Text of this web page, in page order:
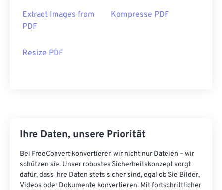
Extract Images from
PDF
Kompresse PDF
Resize PDF
Ihre Daten, unsere Priorität
Bei FreeConvert konvertieren wir nicht nur Dateien – wir
schützen sie. Unser robustes Sicherheitskonzept sorgt
dafür, dass Ihre Daten stets sicher sind, egal ob Sie Bilder,
Videos oder Dokumente konvertieren. Mit fortschrittlicher